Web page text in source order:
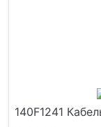
140F1241